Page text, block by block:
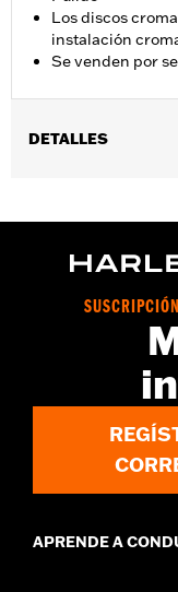
Los discos
instalación
Se venden por
DETALLES
posteriores).
Installation
vinRequerido:false
1 year
for
APRENDE A